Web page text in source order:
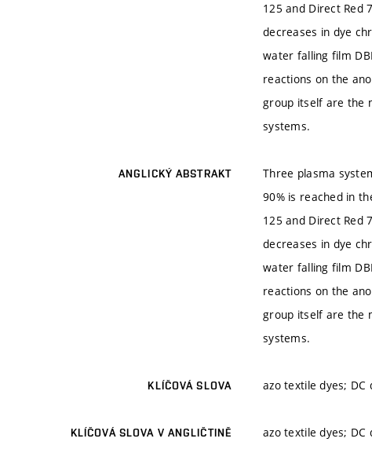
125 and Direct Red
decreases in dye
water falling film
reactions on the
group itself are the
systems.
ANGLICKÝ ABSTRAKT
Three plasma
90% is reached in
125 and Direct Red
decreases in dye
water falling film
reactions on the
group itself are the
systems.
KLÍČOVÁ SLOVA azo textile dyes; DC
KLÍČOVÁ SLOVA V ANGLIČTINĚ azo textile dyes; DC